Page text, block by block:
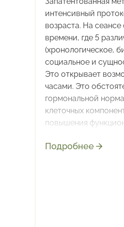
интенсивный
возраста. На
времени, где 5
(хронологическое,
социальное и
Это открывает
часами. Это
гормональной
клеточных
повышения
Подробнее